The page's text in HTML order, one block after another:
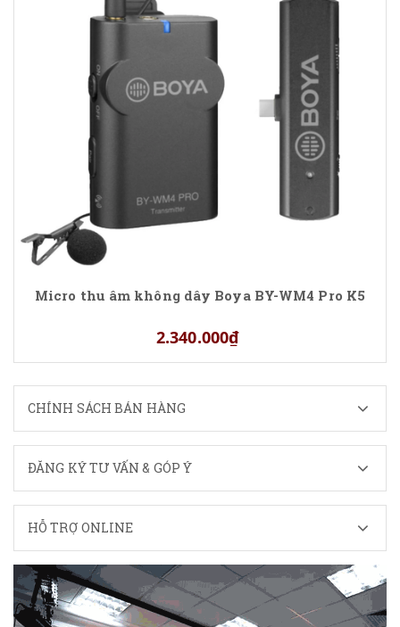
Micro thu âm không dây Boya BY-WM4 Pro K5
2.340.000₫
CHÍNH SÁCH BÁN HÀNG
ĐĂNG KÝ TƯ VẤN & GÓP Ý
HỖ TRỢ ONLINE